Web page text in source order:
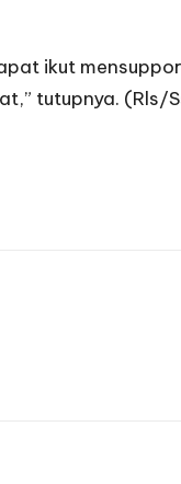
ikut
tutupnya. (Rls/